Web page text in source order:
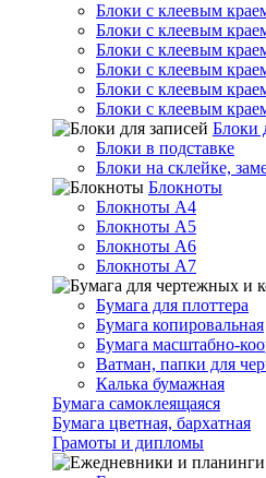
Блоки с клеевым
Блоки с клеевым
Блоки с клеевым
Блоки с клеевым
Блоки с клеевым
Блоки с клеевым
Блоки
Блоки в подставке
Блоки на склейке,
Блокноты
Блокноты А4
Блокноты А5
Блокноты А6
Блокноты А7
Бумага для плоттера
Бумага копировальная
Бумага масштабно-
Ватман, папки для
Калька бумажная
Бумага самоклеящаяся
Бумага цветная, бархатная
Грамоты и дипломы